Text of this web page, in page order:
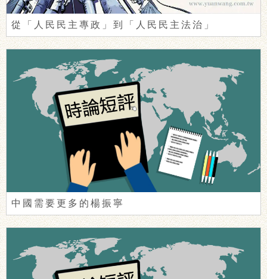
從「人民民主專政」到「人民民主法治」
中國需要更多的楊振寧